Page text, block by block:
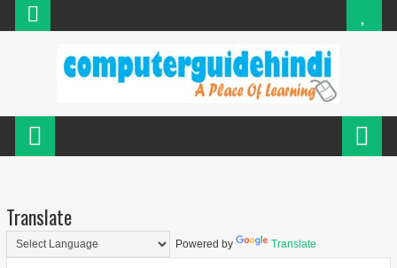
Translate
Powered by Translate